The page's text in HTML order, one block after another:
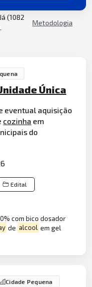
(1082
Metodologia
Única
eventual aquisição
cozinha em
do
Edital
com bico dosador
de alcool em gel
Cidade Pequena